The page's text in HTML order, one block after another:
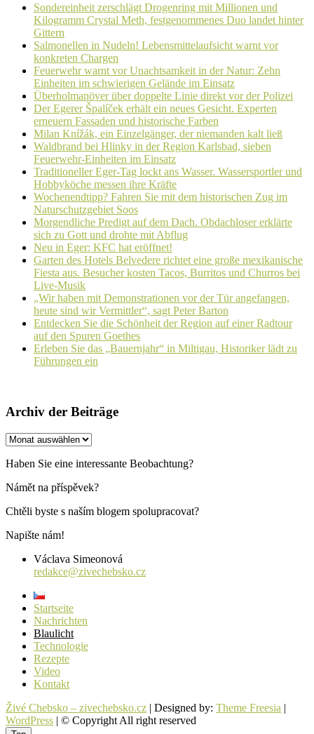
Sondereinheit zerschlägt Drogenring mit Millionen und
Kilogramm Crystal Meth, festgenommenes Duo landet hinter
Gittern
Salmonellen in Nudeln! Lebensmittelaufsicht warnt vor
konkreten Chargen
Feuerwehr warnt vor Unachtsamkeit in der Natur: Zehn
Einheiten im schwierigen Gelände im Einsatz
Überholmanöver über doppelte Linie direkt vor der Polizei
Der Egerer Špalíček erhält ein neues Gesicht. Experten
erneuern Fassaden und historische Farben
Milan Knížák, ein Einzelgänger, der niemanden kalt ließ
Waldbrand bei Hlinky in der Region Karlsbad, sieben
Feuerwehr-Einheiten im Einsatz
Traditioneller Eger-Tag lockt ans Wasser. Wassersportler und
Hobbyköche messen ihre Kräfte
Wochenendtipp? Fahren Sie mit dem historischen Zug im
Naturschutzgebiet Soos
Morgendliche Predigt auf dem Dach. Obdachloser erklärte
sich zu Gott und drohte mit Abflug
Neu in Eger: KFC hat eröffnet!
Garten des Hotels Belvedere richtet eine große mexikanische
Fiesta aus. Besucher kosten Tacos, Burritos und Churros bei
Live-Musik
„Wir haben mit Demonstrationen vor der Tür angefangen,
heute sind wir Vermittler“, sagt Peter Barton
Entdecken Sie die Schönheit der Region auf einer Radtour
auf den Spuren Goethes
Erleben Sie das „Bauernjahr“ in Miltigau, Historiker lädt zu
Führungen ein
Archiv der Beiträge
Archiv
Beiträge
Haben Sie eine interessante Beobachtung?
Námět na příspěvek?
Chtěli byste s naším blogem spolupracovat?
Napište nám!
Václava Simeonová
redakce@zivechebsko.cz
Startseite
Nachrichten
Blaulicht
Technologie
Rezepte
Video
Kontakt
Živé Chebsko – zivechebsko.cz | Designed by: Theme Freesia |
WordPress | © Copyright All right reserved